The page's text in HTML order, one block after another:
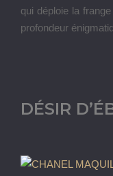
qui déploie la
profondeur
DÉSIR